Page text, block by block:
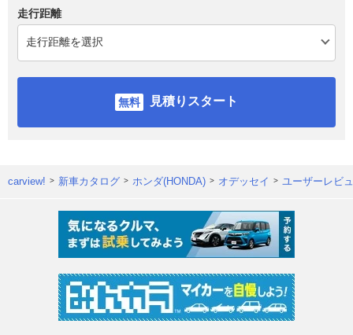
走行距離
見積りスタート
carview! 新車カタログ ホンダ(HONDA) オデッセイ ユーザーレビ